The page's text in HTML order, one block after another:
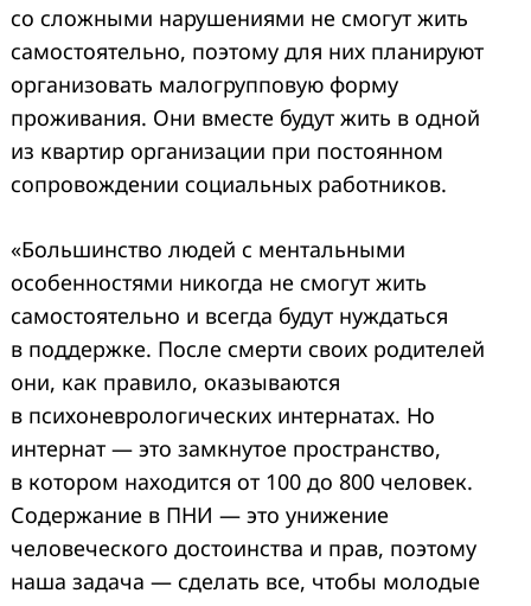
со сложными нарушениями не смогут жить
самостоятельно, поэтому для них планируют
организовать малогрупповую форму
проживания. Они вместе будут жить в одной
из квартир организации при постоянном
сопровождении социальных работников.
«Большинство людей с ментальными
особенностями никогда не смогут жить
самостоятельно и всегда будут нуждаться
в поддержке. После смерти своих родителей
они, как правило, оказываются
в психоневрологических интернатах. Но
интернат — это замкнутое пространство,
в котором находится от 100 до 800 человек.
Содержание в ПНИ — это унижение
человеческого достоинства и прав, поэтому
наша задача — сделать все, чтобы молодые